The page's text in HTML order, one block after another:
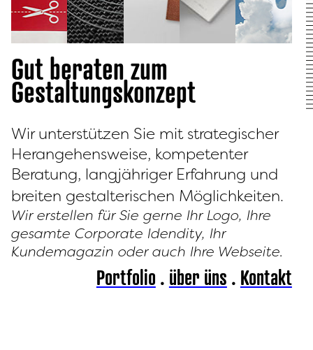
Gut beraten zum
Gestaltungskonzept
Wir unterstützen Sie mit strategischer
Herangehensweise, kompetenter
Beratung, langjähriger Erfahrung und
breiten gestalterischen Möglichkeiten.
Wir erstellen für Sie gerne Ihr Logo, Ihre
gesamte Corporate Idendity, Ihr
Kundemagazin oder auch Ihre Webseite.
Portfolio . über üns . Kontakt